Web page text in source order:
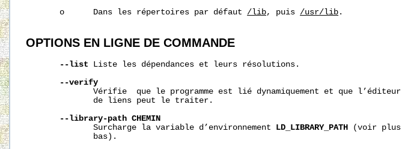
       o      Dans les répertoires par défaut
/lib, puis /usr/lib .
OPTIONS EN LIGNE DE COMMANDE
--list Liste les dépendances et leurs résolutions.
--verify
              Vérifie  que le programme est lié dynamiquement et que l’éditeur
              de liens peut le traiter.
--library-path CHEMIN
              Surcharge la variable d’environnement
LD_LIBRARY_PATH (voir plus
              bas).